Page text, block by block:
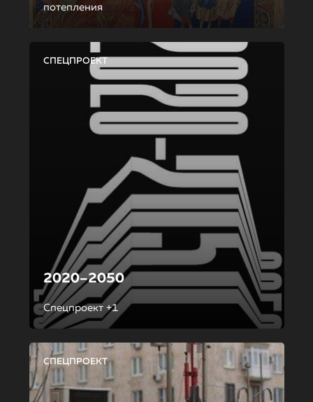
потепления
СПЕЦПРОЕКТ
2020–2050
Спецпроект +1
СПЕЦПРОЕКТ